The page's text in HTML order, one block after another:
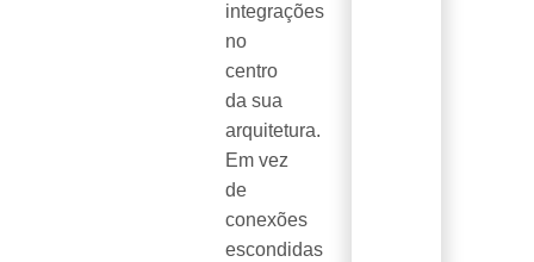
integrações
no
centro
da sua
arquitetura.
Em vez
de
conexões
escondidas